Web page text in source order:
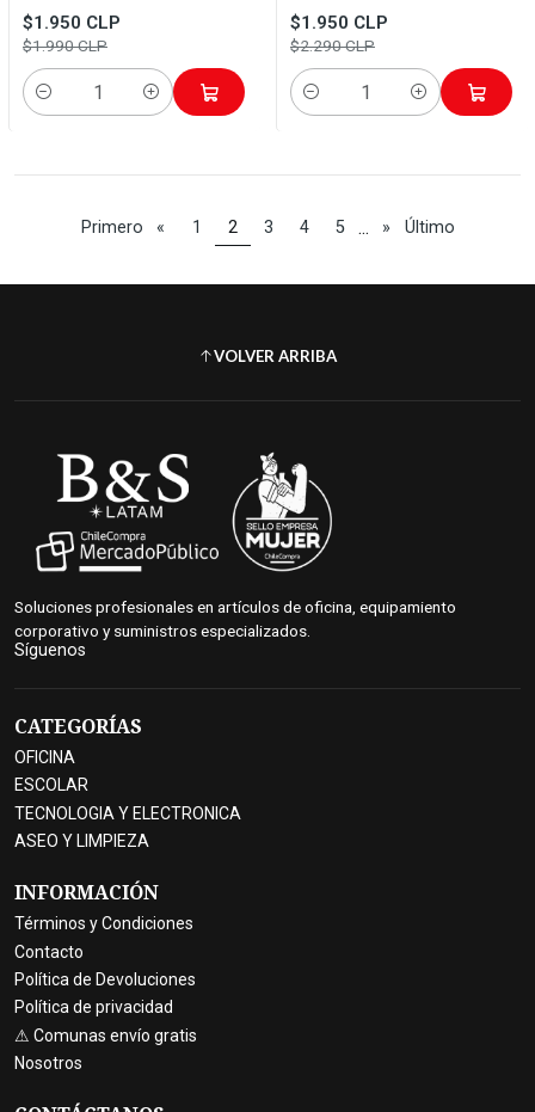
$1.950 CLP
$1.990 CLP
Cantidad
$1.950 CLP
$2.290 CLP
Cantidad
Primero « 1 2 3 4 5 ... » Último
VOLVER ARRIBA
Soluciones profesionales en artículos de oficina, equipamiento
corporativo y suministros especializados.
Síguenos
CATEGORÍAS
OFICINA
ESCOLAR
TECNOLOGIA Y ELECTRONICA
ASEO Y LIMPIEZA
INFORMACIÓN
Términos y Condiciones
Contacto
Política de Devoluciones
Política de privacidad
⚠ Comunas envío gratis
Nosotros